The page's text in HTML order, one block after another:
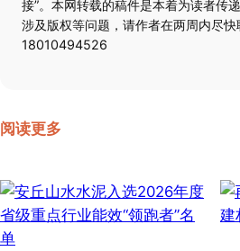
接”。本网转载的稿件是本着为读者传
涉及版权等问题，请作者在两周内尽快
18010494526
阅读更多